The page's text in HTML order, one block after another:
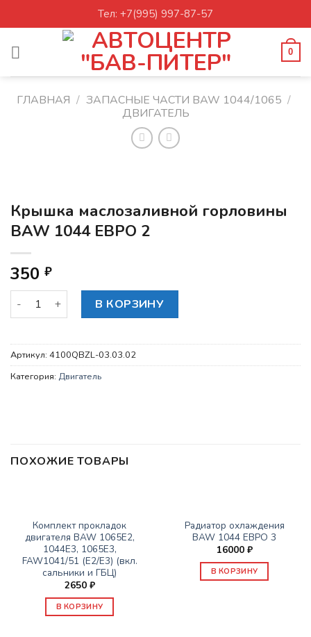
to
Тел: +7(995) 997-87-57
0
ГЛАВНАЯ / ЗАПАСНЫЕ ЧАСТИ BAW 1044/1065 /
ДВИГАТЕЛЬ
Крышка маслозаливной горловины
BAW 1044 ЕВРО 2
350 ₽
Количество товара Крышка маслозаливной горловины
В КОРЗИНУ
Артикул: 4100QBZL-03.03.02
Категория: Двигатель
ПОХОЖИЕ ТОВАРЫ
Комплект прокладок
двигателя BAW 1065Е2,
1044E3, 1065E3,
FAW1041/51 (E2/E3) (вкл.
сальники и ГБЦ)
2650 ₽
В КОРЗИНУ
Радиатор охлаждения
BAW 1044 ЕВРО 3
16000 ₽
В КОРЗИНУ